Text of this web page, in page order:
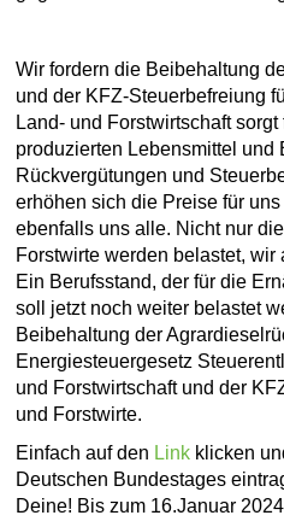
Wir fordern die Beibehaltung
und der KFZ-Steuerbefreiung
Land- und Forstwirtschaft sorgt
produzierten Lebensmittel und
Rückvergütungen und
erhöhen sich die Preise für uns
ebenfalls uns alle. Nicht nur
Forstwirte werden belastet,
Ein Berufsstand, der für die
soll jetzt noch weiter belastet
Beibehaltung der
Energiesteuergesetz
und Forstwirtschaft und der
und Forstwirte.
Einfach auf den Link klicken
Deutschen Bundestages
Deine! Bis zum 16.Januar